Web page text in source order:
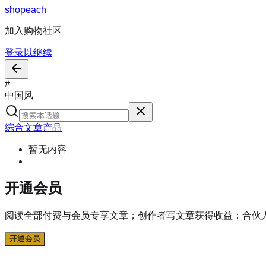
shopeach
加入购物社区
登录以继续
#
中国风
综合文章产品
暂无内容
开通会员
阅读全部付费与会员专享文章；创作者写文章获得收益；合伙
开通会员